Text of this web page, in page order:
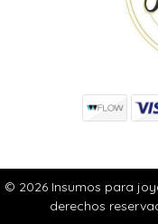
© 2026 Insumos para
derechos